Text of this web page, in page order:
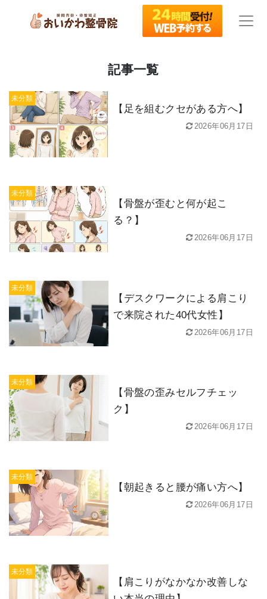
記事一覧
未分類
【足を組むクセがある方へ】
2026年06月17日
未分類
【骨盤が歪むと何が起こ
る？】
2026年06月17日
未分類
【デスクワークによる肩こり
で来院された40代女性】
2026年06月17日
未分類
【骨盤の歪みセルフチェッ
ク】
2026年06月17日
未分類
【朝起きると腰が痛い方へ】
2026年06月17日
未分類
【肩こりがなかなか改善しな